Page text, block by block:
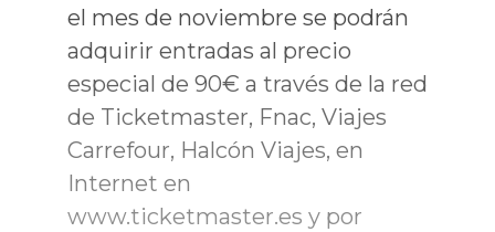
el mes de noviembre se podrán
adquirir entradas al precio
especial de 90€ a través de la red
de Ticketmaster, Fnac, Viajes
Carrefour, Halcón Viajes, en
Internet en
www.ticketmaster.es y por